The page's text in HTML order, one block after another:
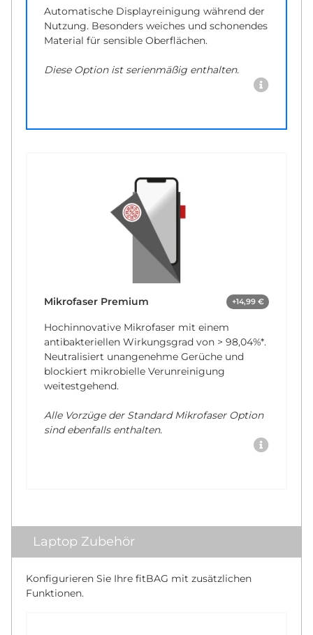
Automatische Displayreinigung während der
Nutzung. Besonders weiches und schonendes
Material für sensible Oberflächen.
Diese Option ist serienmäßig enthalten.
Mikrofaser Premium +14,99 €
Hochinnovative Mikrofaser mit einem
antibakteriellen Wirkungsgrad von > 98,04%*.
Neutralisiert unangenehme Gerüche und
blockiert mikrobielle Verunreinigung
weitestgehend.
Alle Vorzüge der Standard Mikrofaser Option
sind ebenfalls enthalten.
Laptop Zubehör
Konfigurieren Sie Ihre fitBAG mit zusätzlichen
Funktionen.